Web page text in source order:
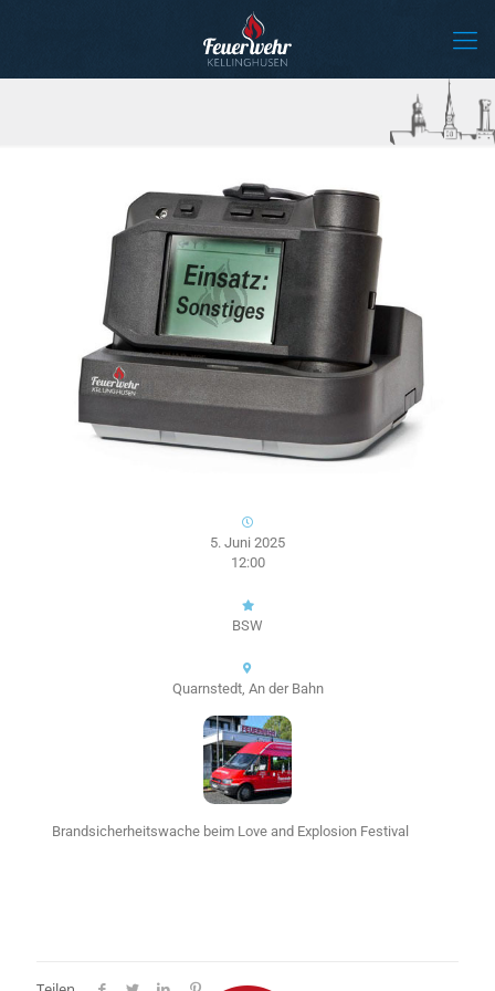
5. Juni 2025
12:00
BSW
Quarnstedt, An der Bahn
Brandsicherheitswache beim Love and Explosion Festival